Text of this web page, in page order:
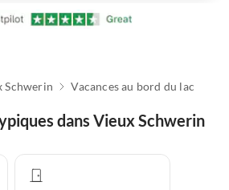
Schwerin Vacances au bord du lac
dans Vieux Schwerin